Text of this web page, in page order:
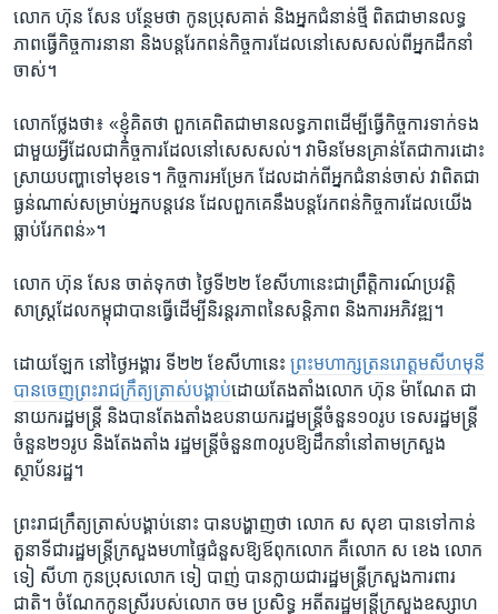
លោក ​ហ៊ុន សែន​ ​បន្ថែម​ថា កូន​ប្រុស​គាត់​ និង​អ្នក​ជំនាន់ថ្មី ​ពិតជា​មា​ន​លទ្ធ​
ភាព​ធ្វើ​កិច្ចការ​នានា​ និង​បន្តរែក​ពន់​កិច្ចការ​ដែល​នៅ​សេស​សល់​ពី​អ្នក​ដឹកនាំ
ចាស់។
លោក​ថ្លែង​ថា៖ «ខ្ញុំ​គិត​ថា​ ពួក​គេ​ពិត​ជា​មាន​លទ្ធ​ភាព​ដើម្បីធ្វើ​កិច្ច​ការ​ទាក់ទង​
ជាមួយ​អ្វី​ដែល​ជា​កិច្ចការ​ដែល​នៅសេស​សល់។​ វា​មិន​មែន​គ្រាន់​តែ​ជា​ការ​ដោះ​
ស្រាយ​បញ្ហា​ទៅ​មុខទេ។ ​កិច្ច​ការអម្រែក ​ដែលដាក់​ពី​អ្នក​ជំនាន់​ចាស់ ​វា​ពិត​ជា
ធ្ងន់​ណាស់​សម្រាប់​អ្នក​បន្ត​វេន​ ដែល​ពួក​គេ​នឹង​បន្ត​រែក​ពន់​កិច្ច​ការ​ដែល​យើង​
ធ្លាប់​រែក​ពន់»។​
លោក ​ហ៊ុន សែន ​ចាត់​ទុក​ថា​ ថ្ងៃ​ទី​២២ ​ខែ​សីហានេះ​ជា​ព្រឹត្តិ​ការណ៍​ប្រវត្តិ​
សាស្ត្រ​ដែល​កម្ពុជា​បាន​ធ្វើ​ដើម្បី​និរន្តរ​ភាព​នៃ​សន្តិភាព​ និង​កា​រអភិវឌ្ឍ។​
ដោយ​ឡែក​ ​នៅ​ថ្ងៃ​អង្គារ​ ទី២២ ​ខែ​សីហា​នេះ​ ព្រះ​មហា​ក្សត្រ​នរោត្តម​សីហមុនី
បាន​ចេញ​ព្រះ​រាជ​ក្រឹត្យត្រាស់​បង្គាប់ដោយ​តែង​តាំង​លោក​ ហ៊ុន ម៉ាណែត ​ជា​
នាយក​រដ្ឋ​មន្ត្រី​ ​និង​បានតែង​តាំង​ឧប​នាយក​រដ្ឋមន្ត្រី​ចំនួន​១០​រូប ​ទេស​រដ្ឋមន្ត្រី​
ចំនួន​២១​រូប ​និង​តែង​តាំង​ ​រដ្ឋ​មន្ត្រី​ចំនួន​៣០​រូបឱ្យ​ដឹក​នាំ​នៅតាម​ក្រសួង​
ស្ថាប័ន​រដ្ឋ។​
​ព្រះ​រាជ​ក្រឹត្យ​ត្រាស់​បង្គាប់​នោះ​ បាន​បង្ហាញ​ថា ​លោក​ ស សុខា ​បាន​ទៅ​កាន់​
តួនាទី​ជា​រដ្ឋមន្ត្រី​ក្រសួង​មហាផ្ទៃ​ជំនួស​ឱ្យ​ឪពុក​លោក ​គឺ​លោក ​ស ខេង ​លោក​
ទៀ សីហា​ កូន​ប្រុស​លោក​ ទៀ បាញ់​ បាន​ក្លាយ​ជា​រដ្ឋមន្ត្រី​ក្រសួង​ការពារ​
ជាតិ។ ​ចំណែកកូន​ស្រី​របស់​លោក ​ចម ប្រសិទ្ធ ​អតីត​រដ្ឋ​មន្ត្រី​ក្រសួង​ឧស្សាហ​